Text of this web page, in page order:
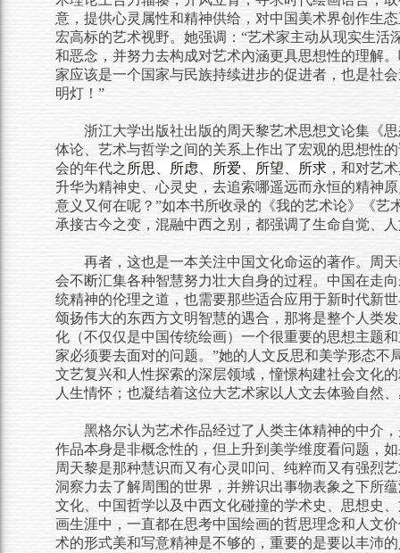
意，提供心灵属性和精神供给， 对中国美术界创作生
宏高标的艺术视野。她强调： “艺术家主动从现实生活
和恶念，并努力去构成对艺术內涵更具思想性的理解
家应该是一个国家与民族持续进步的促进者，也是社
明灯！”
浙江大学出版社出版的周天黎艺术思想文论集《
体论、艺术与哲学之间的关系上作出了宏观的思想性
会的年代之 所思、所虑、所爱、所望、所求 ，和对艺
升华为精神史、心灵史，去追索哪遥远而永恒的精神
意义又何在呢？”如本书所收录的《我的艺术论》《
承接古今之变，混融中西之别，都强调了生命自觉、
再者，这也是一本关注中国文化命运的著作。周
会不断汇集各种智慧努力壮大自身的过程。中国在走
统精神的伦理之道，也需要那些适合应用于新时代新
颂扬伟大的东西方文明智慧的遇合，那将是整个人类
化 （不仅仅是中国传统绘画） 一个很重要的思想主题
家必须要去面对的问题。 ”她的人文反思和美学形态不
文艺复兴和人性探索的深层领域，憧憬构建社会文化
人生情怀；也凝结着这位大艺术家以人文去体验自然
黑格尔认为艺术作品经过了人类主体精神的中介
作品本身是非概念性的，但上升到美学维度看问题，
周天黎是那种慧识而又有心灵叩问、纯粹而又有强烈
洞察力去了解周围的世界，并辨识出事物表象之下所
文化、中国哲学以及中西文化碰撞的学术史、思想史
画生涯中，一直都在思考中国绘画的哲思理念和人文
术的形式美和写意精神是不够的，重要的是要以丰沛